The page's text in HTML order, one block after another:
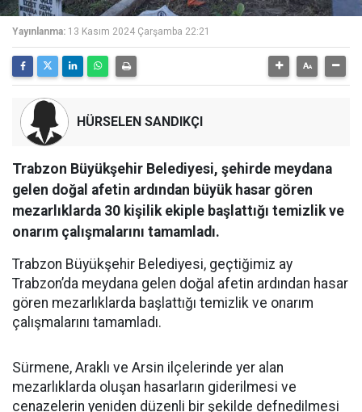
Yayınlanma: 13 Kasım 2024 Çarşamba 22:21
HÜRSELEN SANDIKÇI
Trabzon Büyükşehir Belediyesi, şehirde meydana
gelen doğal afetin ardından büyük hasar gören
mezarlıklarda 30 kişilik ekiple başlattığı temizlik ve
onarım çalışmalarını tamamladı.
Trabzon Büyükşehir Belediyesi, geçtiğimiz ay
Trabzon’da meydana gelen doğal afetin ardından hasar
gören mezarlıklarda başlattığı temizlik ve onarım
çalışmalarını tamamladı.
Sürmene, Araklı ve Arsin ilçelerinde yer alan
mezarlıklarda oluşan hasarların giderilmesi ve
cenazelerin yeniden düzenli bir şekilde defnedilmesi